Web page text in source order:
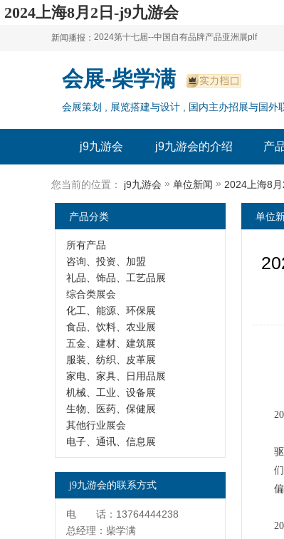
2024上海8月2日-j9九游会
新闻播报：
2024上海自有品牌展--百货展|食品展 零售展|oem展
2024全球自有--品牌产品亚洲展（plf）
2024上海自有品牌展--2024上海oem 贴牌代加工
2024第十七届--中国自有品牌产品亚洲展plf
2024全球自有--品牌产品亚洲展（plf）
2024年上海--第17届自有品牌展
会展-柴学满
会展策划 , 展览搭建与设计 , 国内主办招展与国外
j9九游会 j9九游会的介绍 产
您当前的位置： j9九游会 » 单位新闻 »
单位
产品分类
所有产品
咨询、投资、加盟
礼品、饰品、工艺品展
综合类展会
化工、能源、环保展
食品、饮料、农业展
五金、建材、建筑展
服装、纺织、皮革展
家电、家具、日用品展
机械、工业、设备展
生物、医药、保健展
其他行业展会
电子、通讯、信息展
j9九游会的联系方式
电 话：13764444238
总经理：柴学满